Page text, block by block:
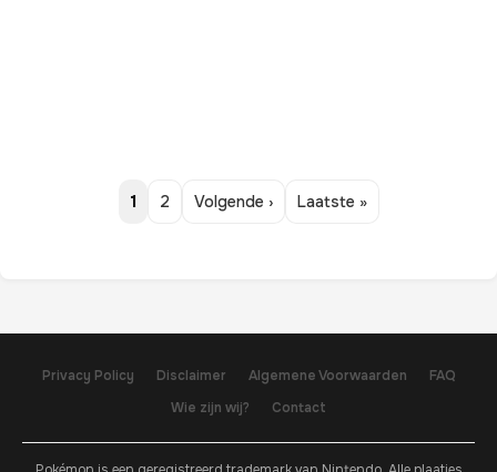
1 2 Volgende › Laatste »
Privacy Policy Disclaimer Algemene Voorwaarden
FAQ
Wie zijn wij?
Contact